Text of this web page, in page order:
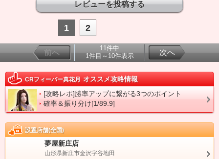
1 2
前へ
11件中
1件目～10件表示
次へ
CRフィーバー真花月 オススメ攻略情報
[攻略レポ]勝率アップに繋がる3つのポイント
確率＆振り分け[1/89.9]
設置店舗(全国)
夢屋新庄店
山形県新庄市金沢字谷地田